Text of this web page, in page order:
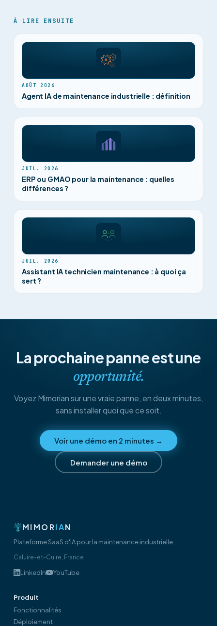
À LIRE ENSUITE
AOÛT 2026
Agent IA de maintenance industrielle : définition
JUIL. 2026
ERP ou GMAO pour la maintenance : quelles
différences ?
JUIL. 2026
Assistant IA technicien maintenance : à quoi ça
sert ?
La prochaine panne est une
opportunité.
Voyez Mimorian sur une vraie panne, en deux minutes,
sans installer quoi que ce soit.
Voir une démo en 2 minutes →
Demander une démo
MIMORIAN
Plateforme SaaS d'IA pour la maintenance industrielle.
Caluire-et-Cuire, France
LinkedIn YouTube
Produit
Fonctionnalités
Déploiement